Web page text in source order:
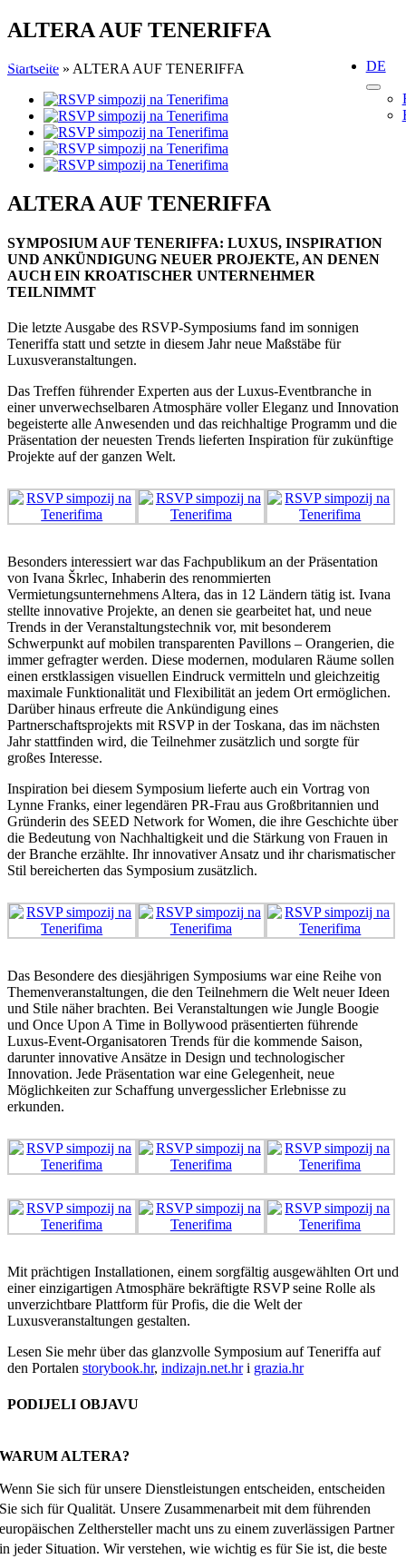
Skip
to
DE
ALTERA AUF TENERIFFA
Startseite » ALTERA AUF TENERIFFA
View
Larger
Image
ALTERA AUF TENERIFFA
SYMPOSIUM AUF TENERIFFA: LUXUS, INSPIRATION
UND ANKÜNDIGUNG NEUER PROJEKTE, AN DENEN
AUCH EIN KROATISCHER UNTERNEHMER
TEILNIMMT
Die letzte Ausgabe des RSVP-Symposiums fand im sonnigen
Teneriffa statt und setzte in diesem Jahr neue Maßstäbe für
Luxusveranstaltungen.
Das Treffen führender Experten aus der Luxus-Eventbranche in
einer unverwechselbaren Atmosphäre voller Eleganz und Innovation
begeisterte alle Anwesenden und das reichhaltige Programm und die
Präsentation der neuesten Trends lieferten Inspiration für zukünftige
Projekte auf der ganzen Welt.
Besonders interessiert war das Fachpublikum an der Präsentation
von Ivana Škrlec, Inhaberin des renommierten
Vermietungsunternehmens Altera, das in 12 Ländern tätig ist. Ivana
stellte innovative Projekte, an denen sie gearbeitet hat, und neue
Trends in der Veranstaltungstechnik vor, mit besonderem
Schwerpunkt auf mobilen transparenten Pavillons – Orangerien, die
immer gefragter werden. Diese modernen, modularen Räume sollen
einen erstklassigen visuellen Eindruck vermitteln und gleichzeitig
maximale Funktionalität und Flexibilität an jedem Ort ermöglichen.
Darüber hinaus erfreute die Ankündigung eines
Partnerschaftsprojekts mit RSVP in der Toskana, das im nächsten
Jahr stattfinden wird, die Teilnehmer zusätzlich und sorgte für
großes Interesse.
Inspiration bei diesem Symposium lieferte auch ein Vortrag von
Lynne Franks, einer legendären PR-Frau aus Großbritannien und
Gründerin des SEED Network for Women, die ihre Geschichte über
die Bedeutung von Nachhaltigkeit und die Stärkung von Frauen in
der Branche erzählte. Ihr innovativer Ansatz und ihr charismatischer
Stil bereicherten das Symposium zusätzlich.
Das Besondere des diesjährigen Symposiums war eine Reihe von
Themenveranstaltungen, die den Teilnehmern die Welt neuer Ideen
und Stile näher brachten. Bei Veranstaltungen wie Jungle Boogie
und Once Upon A Time in Bollywood präsentierten führende
Luxus-Event-Organisatoren Trends für die kommende Saison,
darunter innovative Ansätze in Design und technologischer
Innovation. Jede Präsentation war eine Gelegenheit, neue
Möglichkeiten zur Schaffung unvergesslicher Erlebnisse zu
erkunden.
Mit prächtigen Installationen, einem sorgfältig ausgewählten Ort und
einer einzigartigen Atmosphäre bekräftigte RSVP seine Rolle als
unverzichtbare Plattform für Profis, die die Welt der
Luxusveranstaltungen gestalten.
Lesen Sie mehr über das glanzvolle Symposium auf Teneriffa auf
den Portalen storybook.hr, indizajn.net.hri grazia.hr
PODIJELI OBJAVU
WARUM ALTERA?
Wenn Sie sich für unsere Dienstleistungen entscheiden, entscheiden
Sie sich für Qualität. Unsere Zusammenarbeit mit dem führenden
europäischen Zelthersteller macht uns zu einem zuverlässigen Partner
in jeder Situation. Wir verstehen, wie wichtig es für Sie ist, die beste